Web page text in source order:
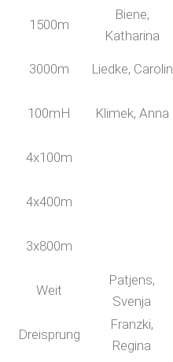
1500m
Biene,
Katharina
3000m Liedke, Carolin
100mH Klimek, Anna
4x100m
4x400m
3x800m
Weit
Patjens,
Svenja
Dreisprung
Franzki,
Regina